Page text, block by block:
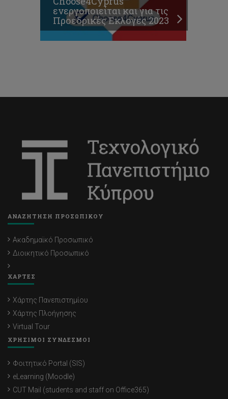
ενεργοποιείται και για τις
Προεδρικές Εκλογές 2023
ΑΝΑΖΗΤΗΣΗ ΠΡΟΣΩΠΙΚΟΥ
Ακαδημαϊκό Προσωπικό
Διοικητικό Προσωπικό
ΧΑΡΤΕΣ
Χάρτης Πανεπιστημίου
Χάρτης Πλοήγησης
Virtual Tour
ΧΡΗΣΙΜΟΙ ΣΥΝΔΕΣΜΟΙ
Φοιτητικό Portal (SIS)
eLearning (Moodle)
CUT Mail (students and staff on Office365)